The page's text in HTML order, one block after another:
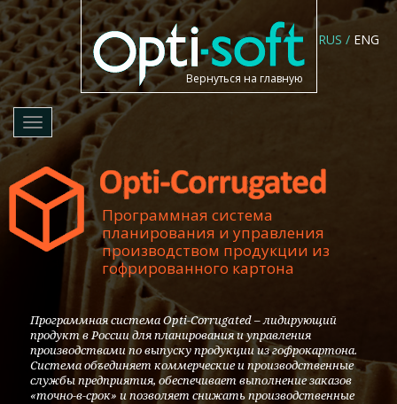
Вернуться на главную
RUS / ENG
Toggle
navigation
Программная система
планирования и управления
производством продукции из
гофрированного картона
Программная система Opti-Corrugated – лидирующий
продукт в России для планирования и управления
производствами по выпуску продукции из гофрокартона.
Система объединяет коммерческие и производственные
службы предприятия, обеспечивает выполнение заказов
«точно-в-срок» и позволяет снижать производственные